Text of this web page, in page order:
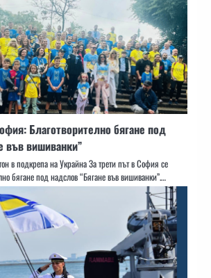
Благотворително бягане под
във вишиванки”
в подкрепа на Украйна За трети път в София се
бягане под надслов “Бягане във вишиванки”.…